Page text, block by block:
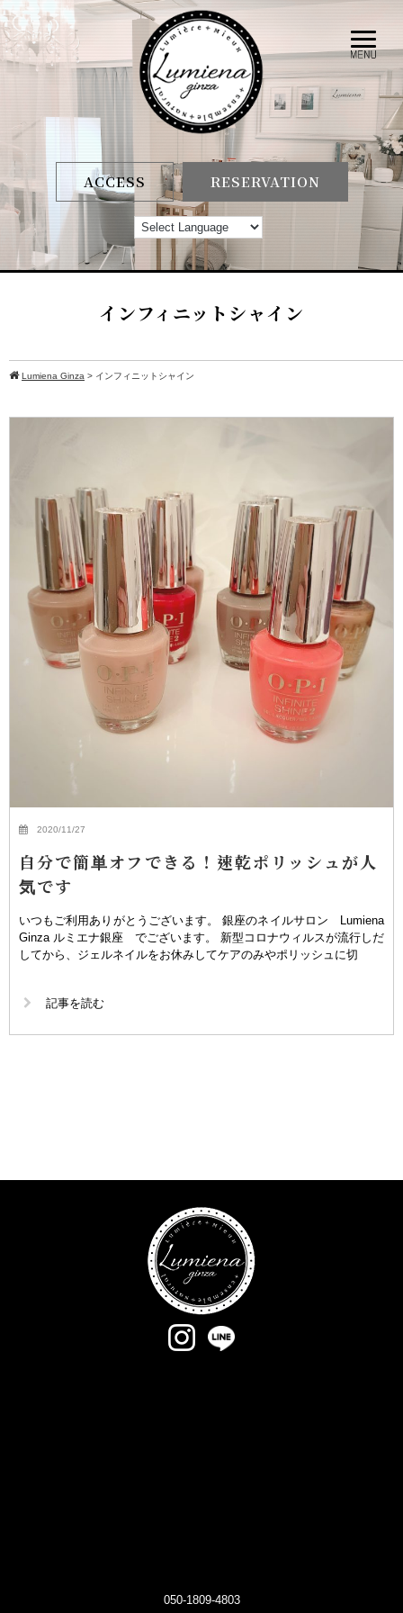
ACCESS RESERVATION
インフィニットシャイン
Lumiena Ginza > インフィニットシャイン
2020/11/27
自分で簡単オフできる！速乾ポリッシュが人
気です
いつもご利用ありがとうございます。 銀座のネイルサロン Lumiena
Ginza ルミエナ銀座 でございます。 新型コロナウィルスが流行しだ
してから、ジェルネイルをお休みしてケアのみやポリッシュに切
記事を読む
050-1809-4803